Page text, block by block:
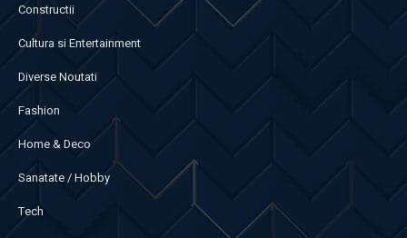
Constructii
Cultura si Entertainment
Diverse Noutati
Fashion
Home & Deco
Sanatate / Hobby
Tech